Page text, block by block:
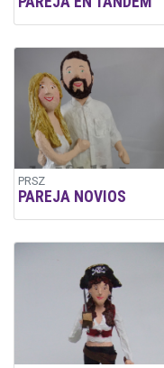
PRSZ
PAREJA NOVIOS